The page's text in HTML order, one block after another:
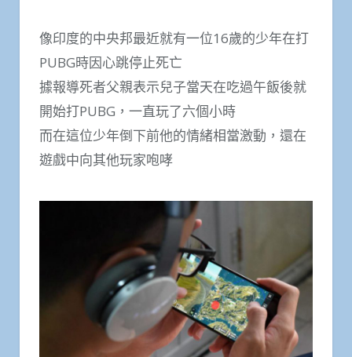
像印度的中央邦最近就有一位16歲的少年在打
PUBG時因心跳停止死亡
據報導死者父親表示兒子當天在吃過午飯後就
開始打PUBG，一直玩了六個小時
而在這位少年倒下前他的情緒相當激動，還在
遊戲中向其他玩家咆哮